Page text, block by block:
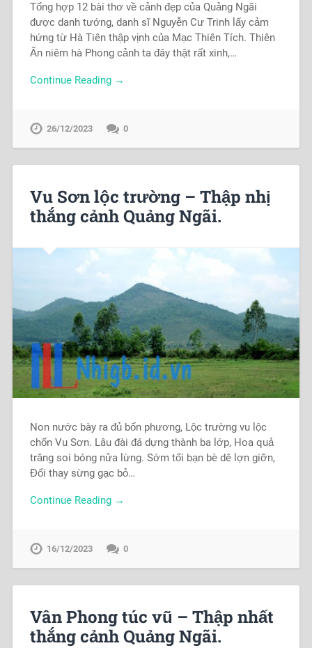
Tổng hợp 12 bài thơ về cảnh đẹp của Quảng Ngãi
được danh tướng, danh sĩ Nguyễn Cư Trinh lấy cảm
hứng từ Hà Tiên thập vịnh của Mạc Thiên Tích. Thiên
Ấn niêm hà Phong cảnh ta đây thật rất xinh,…
Continue Reading →
26/12/2023 0
Vu Sơn lộc trường – Thập nhị
thắng cảnh Quảng Ngãi.
Non nước bày ra đủ bốn phương, Lộc trường vu lộc
chốn Vu Sơn. Lâu đài đá dựng thành ba lớp, Hoa quả
trăng soi bóng nửa lừng. Sớm tối bạn bè dê lợn giỡn,
Đổi thay sừng gạc bỏ…
Continue Reading →
16/12/2023 0
Vân Phong túc vũ – Thập nhất
thắng cảnh Quảng Ngãi.